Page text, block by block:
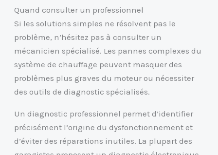
Quand consulter un professionnel
Si les solutions simples ne résolvent pas le
problème, n’hésitez pas à consulter un
mécanicien spécialisé. Les pannes complexes du
système de chauffage peuvent masquer des
problèmes plus graves du moteur ou nécessiter
des outils de diagnostic spécialisés.
Un diagnostic professionnel permet d’identifier
précisément l’origine du dysfonctionnement et
d’éviter des réparations inutiles. La plupart des